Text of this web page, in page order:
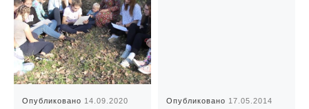
Опубликовано 14.09.2020 Опубликовано 17.05.2014